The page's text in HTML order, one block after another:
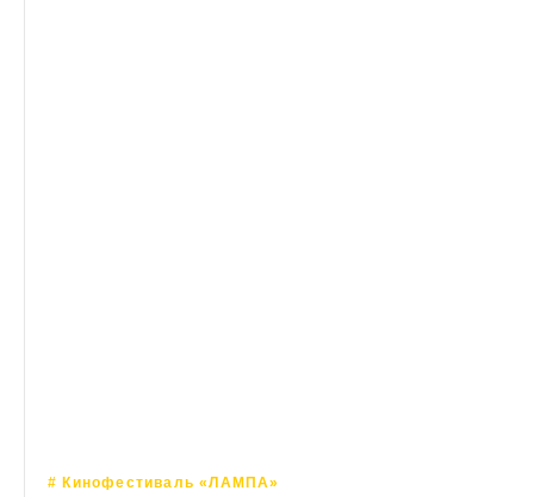
# Кинофестиваль «ЛАМПА»